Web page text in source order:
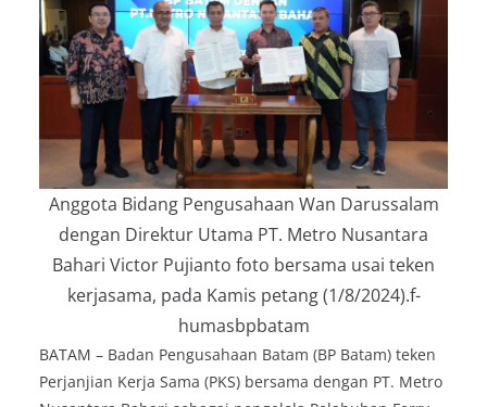
Anggota Bidang Pengusahaan Wan Darussalam
dengan Direktur Utama PT. Metro Nusantara
Bahari Victor Pujianto foto bersama usai teken
kerjasama, pada Kamis petang (1/8/2024).f-
humasbpbatam
BATAM – Badan Pengusahaan Batam (BP Batam) teken
Perjanjian Kerja Sama (PKS) bersama dengan PT. Metro